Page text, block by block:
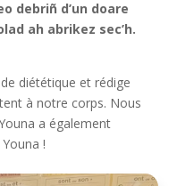
debriñ d’un doare
ah abrikez sec’h.
diététique et rédige
à notre corps. Nous
a également
!